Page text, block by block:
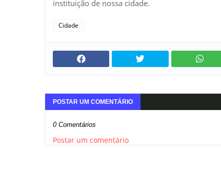
instituição de nossa cidade.
Cidade
POSTAR UM COMENTÁRIO
0 Comentários
Postar um comentário